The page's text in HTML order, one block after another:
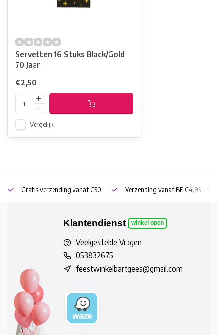
Servetten 16 Stuks Black/Gold
70 Jaar
€2,50
Vergelijk
Gratis verzending vanaf €50 Verzending vanaf BE €4,95 - NL
Klantendienst winkel open
Veelgestelde Vragen
053832675
feestwinkelbartgees@gmail.com